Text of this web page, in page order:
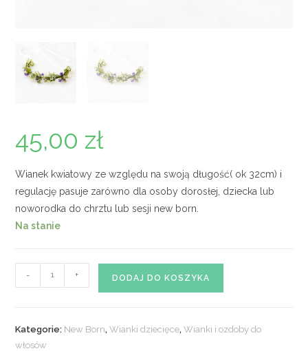
45,00 zł
Wianek kwiatowy ze względu na swoją długość( ok 32cm) i
regulację pasuje zarówno dla osoby dorosłej, dziecka lub
noworodka do chrztu lub sesji new born.
Na stanie
Półwianek
- + DODAJ DO KOSZYKA
Kategorie: New Born,Wianki dziecięce,Wianki i ozdoby do
włosów